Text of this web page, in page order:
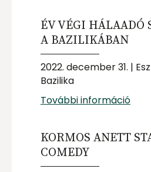
ÉV VÉGI HÁLAADÓ
A BAZILIKÁBAN
2022. december 31. |
Bazilika
További információ
KORMOS ANETT
COMEDY